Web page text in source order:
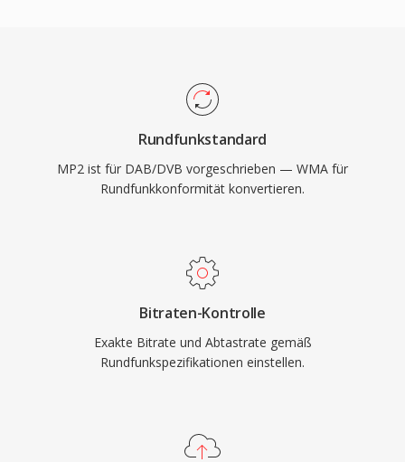
Sendungen, bei denen Lippensynchronisation
entscheidend ist. Drei Vorteile halten MP2 auch
Jahrzehnte nach der Standardisierung relevant:
graceful Degradation bei
Uebertragungsfehlern, unverzichtbar für
Sendeketten und fest verankerte regulatorische
Rundfunkrahmen.
Rundfunkstandard
MP2 ist für DAB/DVB vorgeschrieben — WMA für
Rundfunkkonformität konvertieren.
Bitraten-Kontrolle
Exakte Bitrate und Abtastrate gemäß
Rundfunkspezifikationen einstellen.